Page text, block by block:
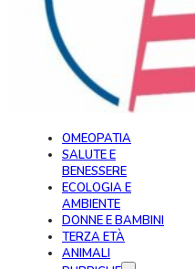
OMEOPATIA
SALUTE E
BENESSERE
ECOLOGIA E
AMBIENTE
DONNE E BAMBINI
TERZA ETÀ
ANIMALI